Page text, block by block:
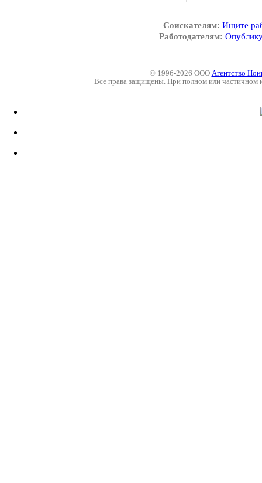
Соискателям: Ищите
Работодателям:
© 1996-2026 ООО Агентство
Все права защищены. При полном или частичном